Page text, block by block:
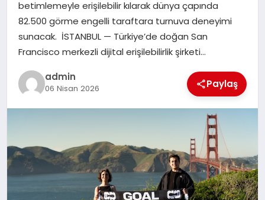
betimlemeyle erişilebilir kılarak dünya çapında
82.500 görme engelli taraftara turnuva deneyimi
sunacak. İSTANBUL — Türkiye’de doğan San
Francisco merkezli dijital erişilebilirlik şirketi…
admin
06 Nisan 2026 Paylaş